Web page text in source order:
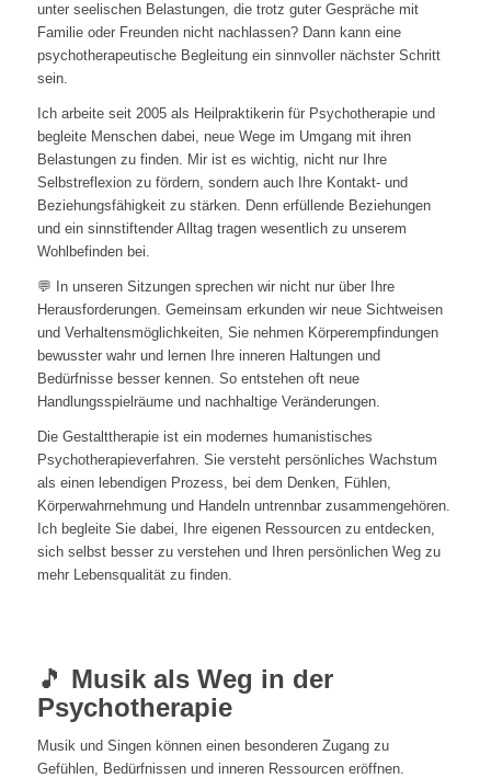
unter seelischen Belastungen, die trotz guter Gespräche mit
Familie oder Freunden nicht nachlassen? Dann kann eine
psychotherapeutische Begleitung ein sinnvoller nächster Schritt
sein.
Ich arbeite seit 2005 als Heilpraktikerin für Psychotherapie und
begleite Menschen dabei, neue Wege im Umgang mit ihren
Belastungen zu finden. Mir ist es wichtig, nicht nur Ihre
Selbstreflexion zu fördern, sondern auch Ihre Kontakt- und
Beziehungsfähigkeit zu stärken. Denn erfüllende Beziehungen
und ein sinnstiftender Alltag tragen wesentlich zu unserem
Wohlbefinden bei.
💬 In unseren Sitzungen sprechen wir nicht nur über Ihre
Herausforderungen. Gemeinsam erkunden wir neue Sichtweisen
und Verhaltensmöglichkeiten, Sie nehmen Körperempfindungen
bewusster wahr und lernen Ihre inneren Haltungen und
Bedürfnisse besser kennen. So entstehen oft neue
Handlungsspielräume und nachhaltige Veränderungen.
Die Gestalttherapie ist ein modernes humanistisches
Psychotherapieverfahren. Sie versteht persönliches Wachstum
als einen lebendigen Prozess, bei dem Denken, Fühlen,
Körperwahrnehmung und Handeln untrennbar zusammengehören.
Ich begleite Sie dabei, Ihre eigenen Ressourcen zu entdecken,
sich selbst besser zu verstehen und Ihren persönlichen Weg zu
mehr Lebensqualität zu finden.
🎵 Musik als Weg in der
Psychotherapie
Musik und Singen können einen besonderen Zugang zu
Gefühlen, Bedürfnissen und inneren Ressourcen eröffnen.